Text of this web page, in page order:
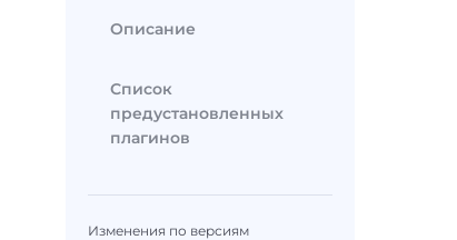
Описание
Список
предустановленных
плагинов
Изменения по версиям